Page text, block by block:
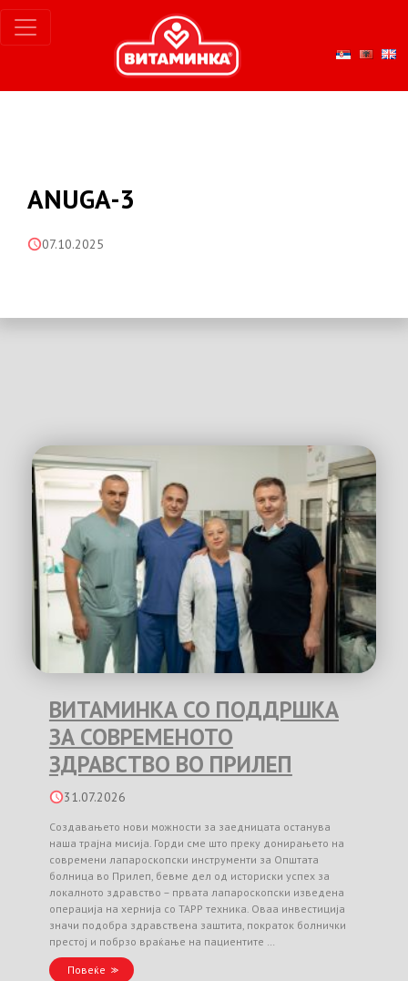
ANUGA-3
07.10.2025
ВИТАМИНКА СО ПОДДРШКА
ЗА СОВРЕМЕНОТО
ЗДРАВСТВО ВО ПРИЛЕП
31.07.2026
Создавањето нови можности за заедницата останува
наша трајна мисија. Горди сме што преку донирањето на
современи лапароскопски инструменти за Општата
болница во Прилеп, бевме дел од историски успех за
локалното здравство – првата лапароскопски изведена
операција на хернија со TAPP техника. Оваа инвестиција
значи подобра здравствена заштита, пократок болнички
престој и побрзо враќање на пациентите …
Повеќе